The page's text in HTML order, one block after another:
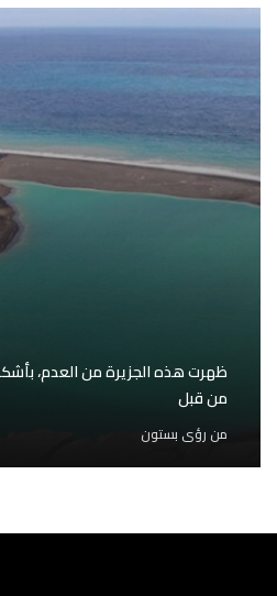
ظهرت هذه الجزيرة من العدم،
من قبل
من رؤى بستون